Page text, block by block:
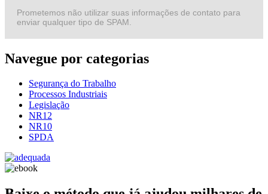
Prometemos não utilizar suas informações de contato para
enviar qualquer tipo de SPAM.
Navegue por categorias
Segurança do Trabalho
Processos Industriais
Legislação
NR12
NR10
SPDA